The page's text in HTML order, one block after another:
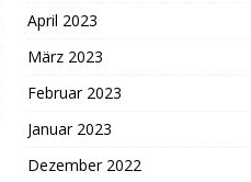
April 2023
März 2023
Februar 2023
Januar 2023
Dezember 2022